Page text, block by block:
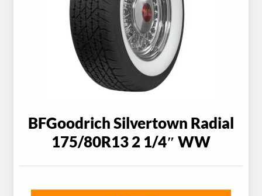
BFGoodrich Silvertown Radial
175/80R13 2 1/4″ WW